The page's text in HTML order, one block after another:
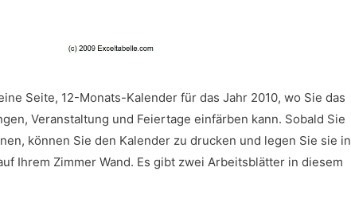
Seite, 12-Monats-Kalender für das Jahr 2010, wo Sie das
Veranstaltung und Feiertage einfärben kann. Sobald Sie
können Sie den Kalender zu drucken und legen Sie sie in
Ihrem Zimmer Wand. Es gibt zwei Arbeitsblätter in diesem